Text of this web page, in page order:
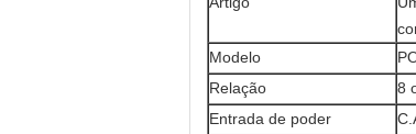
Modelo
Relação
8
Entrada de poder